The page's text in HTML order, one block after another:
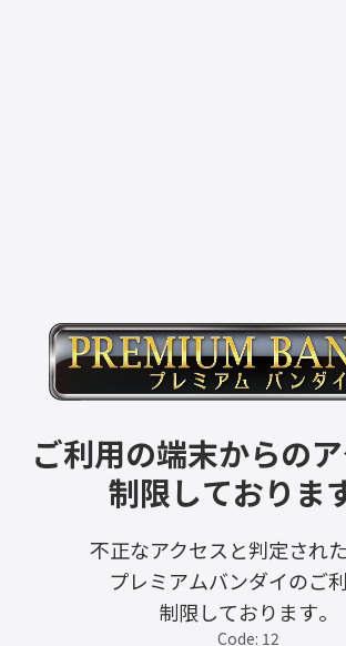
ご利用の端末からの
制限しておりま
不正なアクセスと判定された
プレミアムバンダイのご
制限しております。
Code: 12